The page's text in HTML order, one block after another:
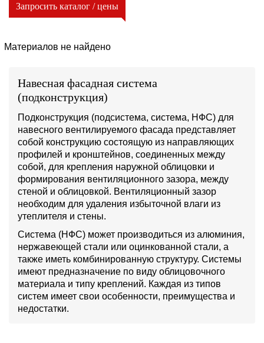
Запросить каталог / цены
Материалов не найдено
Навесная фасадная система
(подконструкция)
Подконструкция (подсистема, система, НФС) для
навесного вентилируемого фасада представляет
собой конструкцию состоящую из направляющих
профилей и кронштейнов, соединенных между
собой, для крепления наружной облицовки и
формирования вентиляционного зазора, между
стеной и облицовкой. Вентиляционный зазор
необходим для удаления избыточной влаги из
утеплителя и стены.
Система (НФС) может производиться из алюминия,
нержавеющей стали или оцинкованной стали, а
также иметь комбинированную структуру. Системы
имеют предназначение по виду облицовочного
материала и типу креплений. Каждая из типов
систем имеет свои особенности, преимущества и
недостатки.